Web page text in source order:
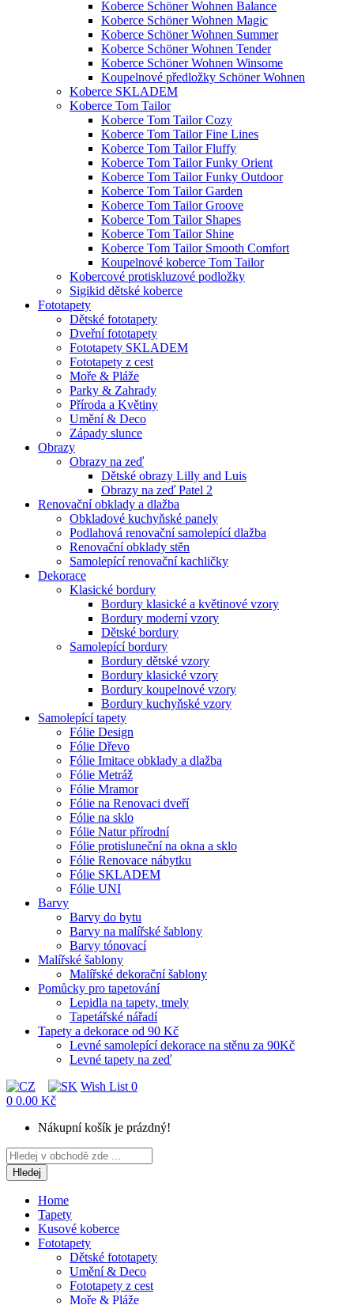
Koberce Schöner Wohnen Balance
Koberce Schöner Wohnen Magic
Koberce Schöner Wohnen Summer
Koberce Schöner Wohnen Tender
Koberce Schöner Wohnen Winsome
Koupelnové předložky Schöner Wohnen
Koberce SKLADEM
Koberce Tom Tailor
Koberce Tom Tailor Cozy
Koberce Tom Tailor Fine Lines
Koberce Tom Tailor Fluffy
Koberce Tom Tailor Funky Orient
Koberce Tom Tailor Funky Outdoor
Koberce Tom Tailor Garden
Koberce Tom Tailor Groove
Koberce Tom Tailor Shapes
Koberce Tom Tailor Shine
Koberce Tom Tailor Smooth Comfort
Koupelnové koberce Tom Tailor
Kobercové protiskluzové podložky
Sigikid dětské koberce
Fototapety
Dětské fototapety
Dveřní fototapety
Fototapety SKLADEM
Fototapety z cest
Moře & Pláže
Parky & Zahrady
Příroda a Květiny
Umění & Deco
Západy slunce
Obrazy
Obrazy na zeď
Dětské obrazy Lilly and Luis
Obrazy na zeď Patel 2
Renovační obklady a dlažba
Obkladové kuchyňské panely
Podlahová renovační samolepící dlažba
Renovační obklady stěn
Samolepící renovační kachličky
Dekorace
Klasické bordury
Bordury klasické a květinové vzory
Bordury moderní vzory
Dětské bordury
Samolepící bordury
Bordury dětské vzory
Bordury klasické vzory
Bordury koupelnové vzory
Bordury kuchyňské vzory
Samolepící tapety
Fólie Design
Fólie Dřevo
Fólie Imitace obklady a dlažba
Fólie Metráž
Fólie Mramor
Fólie na Renovaci dveří
Fólie na sklo
Fólie Natur přírodní
Fólie protisluneční na okna a sklo
Fólie Renovace nábytku
Fólie SKLADEM
Fólie UNI
Barvy
Barvy do bytu
Barvy na malířské šablony
Barvy tónovací
Malířské šablony
Malířské dekorační šablony
Pomůcky pro tapetování
Lepidla na tapety, tmely
Tapetářské nářadí
Tapety a dekorace od 90 Kč
Levné samolepící dekorace na stěnu za 90Kč
Levné tapety na zeď
Wish List 0
0 0.00 Kč
Nákupní košík je prázdný!
Hledej
Home
Tapety
Kusové koberce
Fototapety
Dětské fototapety
Umění & Deco
Fototapety z cest
Moře & Pláže